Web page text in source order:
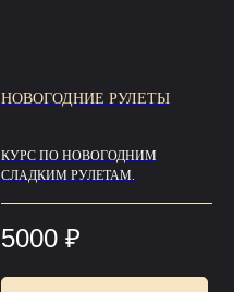
НОВОГОДНИЕ РУЛЕТЫ
КУРС ПО НОВОГОДНИМ
СЛАДКИМ РУЛЕТАМ.
5000 ₽